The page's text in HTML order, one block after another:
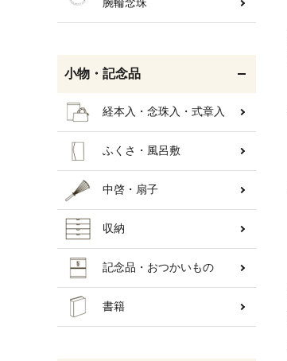
腕輪念珠
小物・記念品
経本入・念珠入・式章入
ふくさ・風呂敷
中啓・扇子
収納
記念品・おつかいもの
書籍